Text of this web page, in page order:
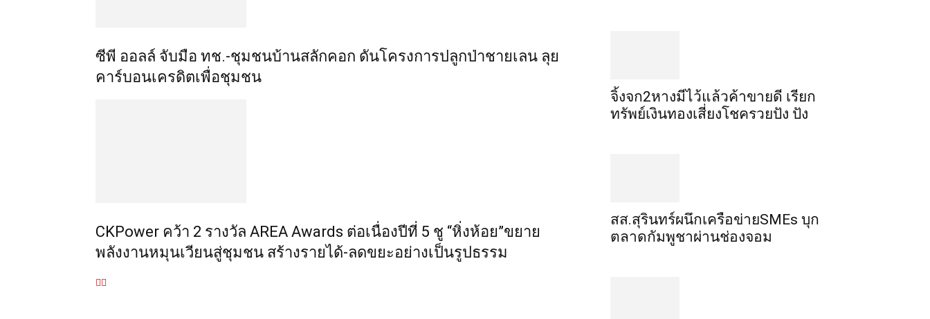
ซีพี ออลล์ จับมือ ทช.-ชุมชนบ้านสลักคอก ดันโครงการปลูกป่าชายเลน ลุย
คาร์บอนเครดิตเพื่อชุมชน
CKPower คว้า 2 รางวัล AREA Awards ต่อเนื่องปีที่ 5 ชู “หิ่งห้อย”ขยาย
พลังงานหมุนเวียนสู่ชุมชน สร้างรายได้-ลดขยะอย่างเป็นรูปธรรม
จิ้งจก​2​หาง​มีไว้แล้ว​ค้าขาย​ดี​ เรียก​
ทรัพย์เงินทอง​เสี่ยงโชค​รวยปัง​ ปัง​
สส.สุรินทร์ผนึกเครือข่ายSMEs บุก
ตลาดกัมพูชาผ่านช่องจอม